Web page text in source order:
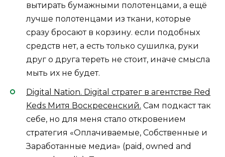
вытирать бумажными полотенцами, а ещё
лучше полотенцами из ткани, которые
сразу бросают в корзину. если подобных
средств нет, а есть только сушилка, руки
друг о друга тереть не стоит, иначе смысла
мыть их не будет.
Digital Nation. Digital стратег в агентстве Red
Keds Митя Воскресенский. Сам подкаст так
себе, но для меня стало откровением
стратегия «Оплачиваемые, Собственные и
Заработанные медиа» (paid, owned and